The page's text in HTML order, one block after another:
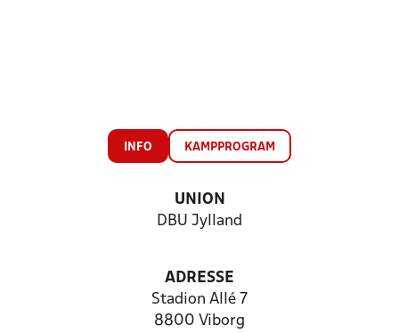
INFO KAMPPROGRAM
UNION
DBU Jylland
ADRESSE
Stadion Allé 7
8800 Viborg